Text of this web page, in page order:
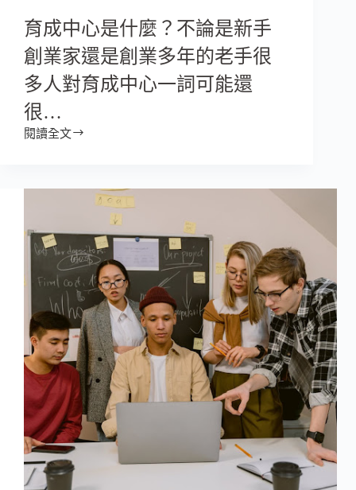
育成中心是什麼？不論是新手
創業家還是創業多年的老手很
多人對育成中心一詞可能還
很…
閱讀全文